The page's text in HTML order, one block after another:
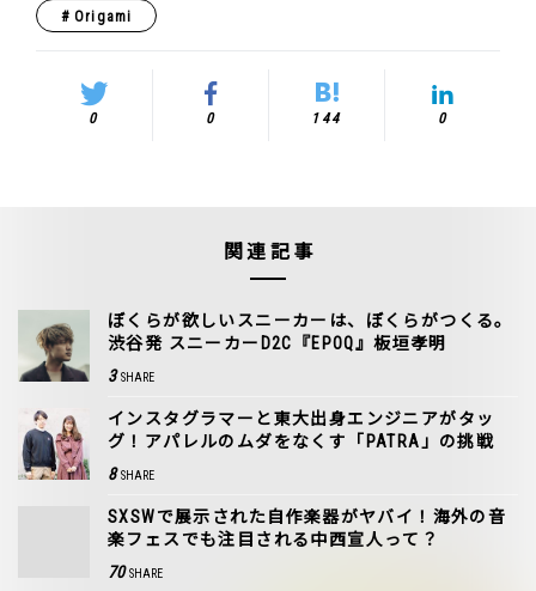
Origami
0 0 144 0
関連記事
ぼくらが欲しいスニーカーは、ぼくらがつくる。
渋谷発 スニーカーD2C『EPOQ』板垣孝明
3 SHARE
インスタグラマーと東大出身エンジニアがタッ
グ！アパレルのムダをなくす「PATRA」の挑戦
8 SHARE
SXSWで展示された自作楽器がヤバイ！海外の音
楽フェスでも注目される中西宣人って？
70 SHARE